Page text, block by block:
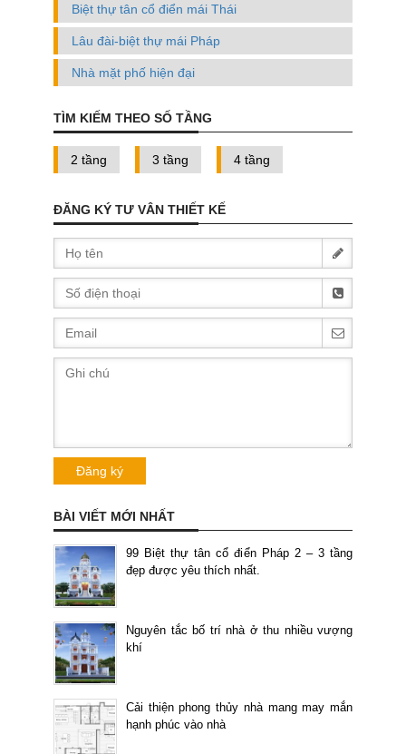
Biệt thự tân cổ điển mái Thái
Lâu đài-biệt thự mái Pháp
Nhà mặt phố hiện đại
TÌM KIẾM THEO SỐ TẦNG
2 tầng 3 tầng 4 tầng
ĐĂNG KÝ TƯ VÂN THIẾT KẾ
BÀI VIẾT MỚI NHẤT
99 Biệt thự tân cổ điển Pháp 2 – 3 tầng
đẹp được yêu thích nhất.
Nguyên tắc bố trí nhà ở thu nhiều vượng
khí
Cải thiện phong thủy nhà mang may mắn
hạnh phúc vào nhà